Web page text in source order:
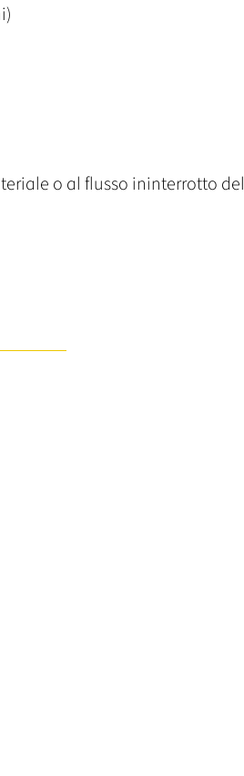
o al flusso ininterrotto